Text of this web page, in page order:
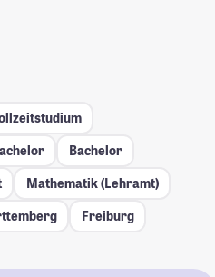
Bachelor
Mathematik (Lehramt)
Freiburg